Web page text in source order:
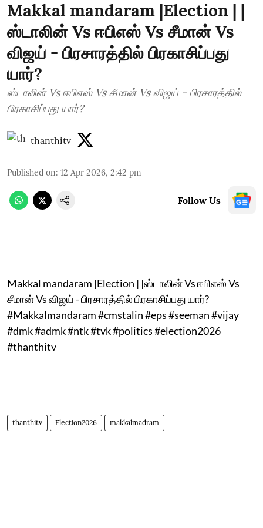
Makkal mandaram |Election | |
ஸ்டாலின் Vs ஈபிஎஸ் Vs சீமான் Vs
விஜய் - பிரசாரத்தில் பிரகாசிப்பது
யார்?
ஸ்டாலின் Vs ஈபிஎஸ் Vs சீமான் Vs விஜய் - பிரசாரத்தில்
பிரகாசிப்பது யார்?
thanthitv
Published on: 12 Apr 2026, 2:42 pm
Follow Us
Makkal mandaram |Election | |ஸ்டாலின் Vs ஈபிஎஸ் Vs
சீமான் Vs விஜய் - பிரசாரத்தில் பிரகாசிப்பது யார்?
#Makkalmandaram #cmstalin #eps #seeman #vijay
#dmk #admk #ntk #tvk #politics #election2026
#thanthitv
thanthitv Election2026 makkalmadram